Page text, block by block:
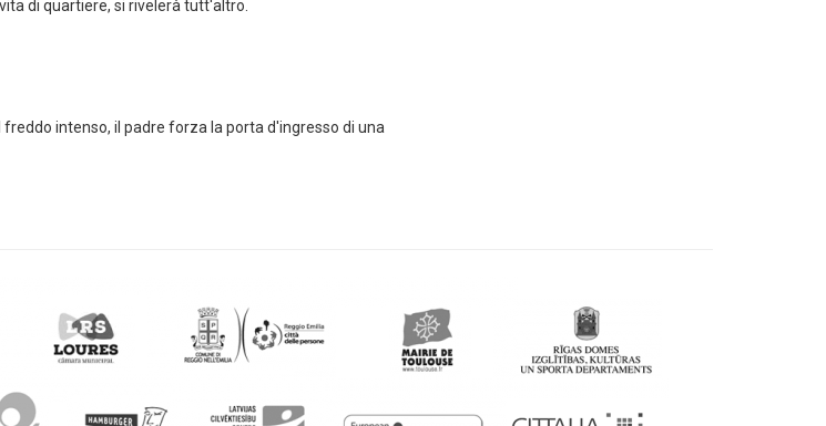
di quartiere, si rivelerà tutt'altro.
intenso, il padre forza la porta d'ingresso di una